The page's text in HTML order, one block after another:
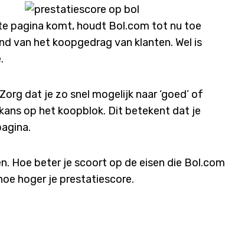
pagina komt, houdt Bol.com tot nu toe
van het koopgedrag van klanten. Wel is
dat je zo snel mogelijk naar ‘goed’ of
op het koopblok. Dit betekent dat je
Hoe beter je scoort op de eisen die Bol.com
hoger je prestatiescore.